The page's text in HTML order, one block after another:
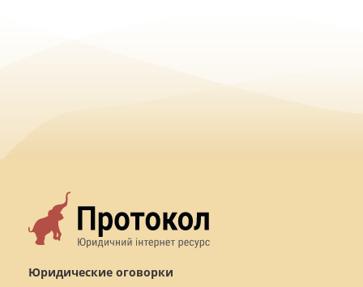
Юридические оговорки